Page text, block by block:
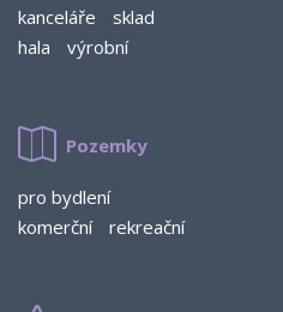
kanceláře
sklad
hala
výrobní
Pozemky
pro bydlení
komerční
rekreační